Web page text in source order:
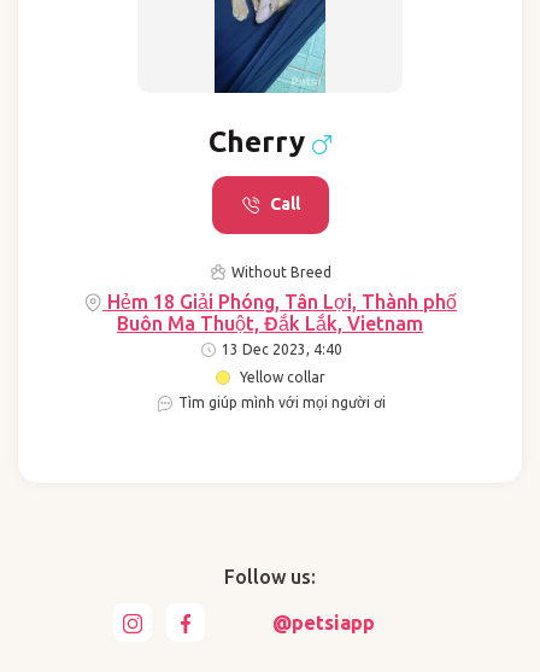
Cherry
Call
Without Breed
Hẻm 18 Giải Phóng, Tân Lợi, Thành phố
Buôn Ma Thuột, Đắk Lắk, Vietnam
13 Dec 2023, 4:40
Yellow collar
Tìm giúp mình với mọi người ơi
Follow us:
@petsiapp